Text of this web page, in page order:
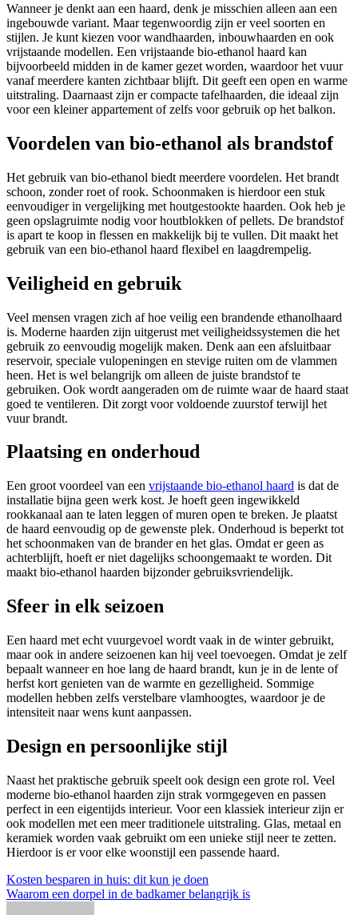
Wanneer je denkt aan een haard, denk je misschien alleen aan een
ingebouwde variant. Maar tegenwoordig zijn er veel soorten en
stijlen. Je kunt kiezen voor wandhaarden, inbouwhaarden en ook
vrijstaande modellen. Een vrijstaande bio-ethanol haard kan
bijvoorbeeld midden in de kamer gezet worden, waardoor het vuur
vanaf meerdere kanten zichtbaar blijft. Dit geeft een open en warme
uitstraling. Daarnaast zijn er compacte tafelhaarden, die ideaal zijn
voor een kleiner appartement of zelfs voor gebruik op het balkon.
Voordelen van bio-ethanol als brandstof
Het gebruik van bio-ethanol biedt meerdere voordelen. Het brandt
schoon, zonder roet of rook. Schoonmaken is hierdoor een stuk
eenvoudiger in vergelijking met houtgestookte haarden. Ook heb je
geen opslagruimte nodig voor houtblokken of pellets. De brandstof
is apart te koop in flessen en makkelijk bij te vullen. Dit maakt het
gebruik van een bio-ethanol haard flexibel en laagdrempelig.
Veiligheid en gebruik
Veel mensen vragen zich af hoe veilig een brandende ethanolhaard
is. Moderne haarden zijn uitgerust met veiligheidssystemen die het
gebruik zo eenvoudig mogelijk maken. Denk aan een afsluitbaar
reservoir, speciale vulopeningen en stevige ruiten om de vlammen
heen. Het is wel belangrijk om alleen de juiste brandstof te
gebruiken. Ook wordt aangeraden om de ruimte waar de haard staat
goed te ventileren. Dit zorgt voor voldoende zuurstof terwijl het
vuur brandt.
Plaatsing en onderhoud
Een groot voordeel van een vrijstaande bio-ethanol haard is dat de
installatie bijna geen werk kost. Je hoeft geen ingewikkeld
rookkanaal aan te laten leggen of muren open te breken. Je plaatst
de haard eenvoudig op de gewenste plek. Onderhoud is beperkt tot
het schoonmaken van de brander en het glas. Omdat er geen as
achterblijft, hoeft er niet dagelijks schoongemaakt te worden. Dit
maakt bio-ethanol haarden bijzonder gebruiksvriendelijk.
Sfeer in elk seizoen
Een haard met echt vuurgevoel wordt vaak in de winter gebruikt,
maar ook in andere seizoenen kan hij veel toevoegen. Omdat je zelf
bepaalt wanneer en hoe lang de haard brandt, kun je in de lente of
herfst kort genieten van de warmte en gezelligheid. Sommige
modellen hebben zelfs verstelbare vlamhoogtes, waardoor je de
intensiteit naar wens kunt aanpassen.
Design en persoonlijke stijl
Naast het praktische gebruik speelt ook design een grote rol. Veel
moderne bio-ethanol haarden zijn strak vormgegeven en passen
perfect in een eigentijds interieur. Voor een klassiek interieur zijn er
ook modellen met een meer traditionele uitstraling. Glas, metaal en
keramiek worden vaak gebruikt om een unieke stijl neer te zetten.
Hierdoor is er voor elke woonstijl een passende haard.
Bericht
navigatie
Kosten besparen in huis: dit kun je doen
Waarom een dorpel in de badkamer belangrijk is